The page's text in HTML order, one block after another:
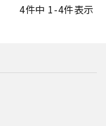
4件中 1-4件表示